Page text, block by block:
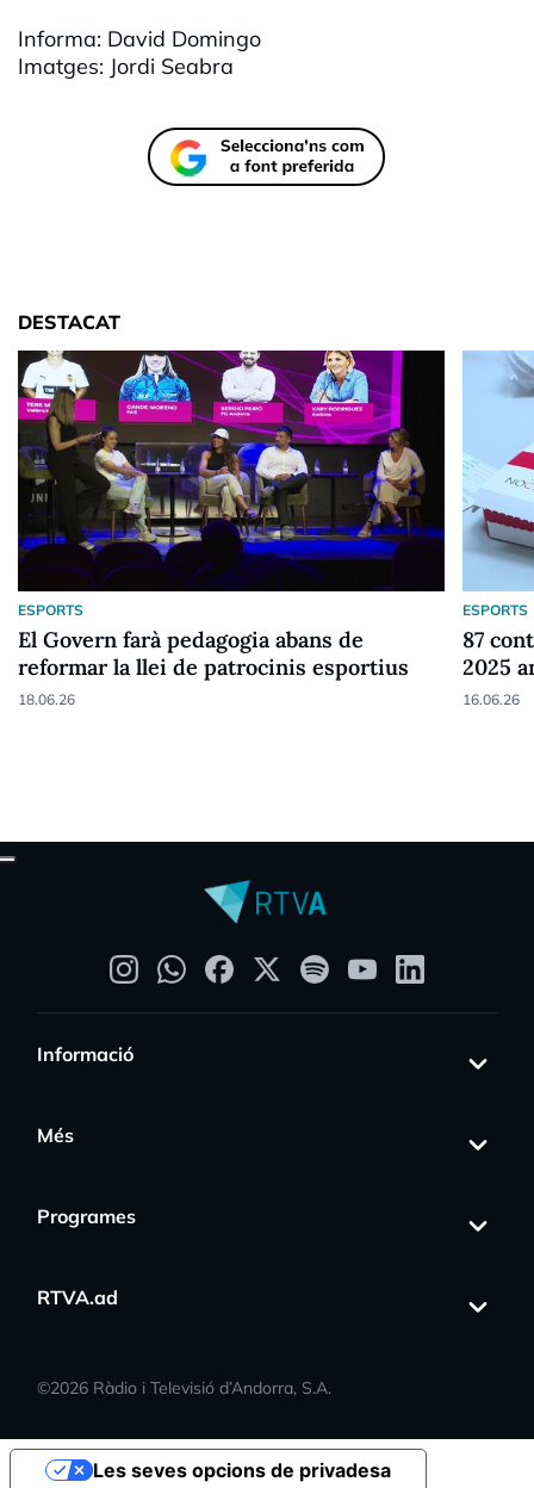
Informa: David Domingo
Imatges: Jordi Seabra
DESTACAT
ESPORTS
El Govern farà pedagogia abans de
reformar la llei de patrocinis esportius
18.06.26
ESPORTS
87
2025
16.06.26
Informació
Més
Programes
RTVA.ad
©2026 Ràdio i Televisió d’Andorra, S.A.
Les seves opcions de privadesa